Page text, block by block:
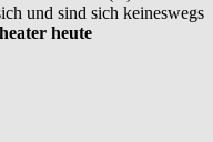
und sind sich keineswegs
heute